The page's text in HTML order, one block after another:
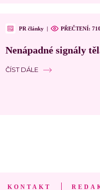
PR články | PŘEČTENÍ:
Nenápadné signály
ČÍST DÁLE
KONTAKT